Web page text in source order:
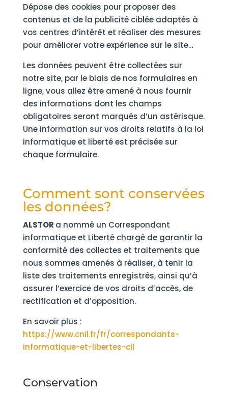
Dépose des cookies pour proposer des
contenus et de la publicité ciblée adaptés à
vos centres d’intérêt et réaliser des mesures
pour améliorer votre expérience sur le site…
Les données peuvent être collectées sur
notre site, par le biais de nos formulaires en
ligne, vous allez être amené à nous fournir
des informations dont les champs
obligatoires seront marqués d’un astérisque.
Une information sur vos droits relatifs à la loi
informatique et liberté est précisée sur
chaque formulaire.
Comment sont conservées
les données?
ALSTOR a nommé un Correspondant
informatique et Liberté chargé de garantir la
conformité des collectes et traitements que
nous sommes amenés à réaliser, à tenir la
liste des traitements enregistrés, ainsi qu’à
assurer l’exercice de vos droits d’accès, de
rectification et d’opposition.
En savoir plus :
https://www.cnil.fr/fr/correspondants-
informatique-et-libertes-cil
Conservation